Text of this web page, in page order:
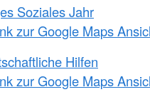
Soziales Jahr
zur Google Maps
Hilfen
zur Google Maps